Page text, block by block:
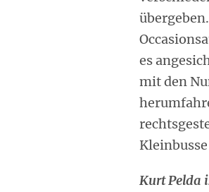
es
mit den
Kurt Pelda